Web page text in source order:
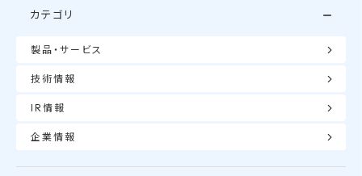
カテゴリ
製品・サービス
技術情報
IR情報
企業情報